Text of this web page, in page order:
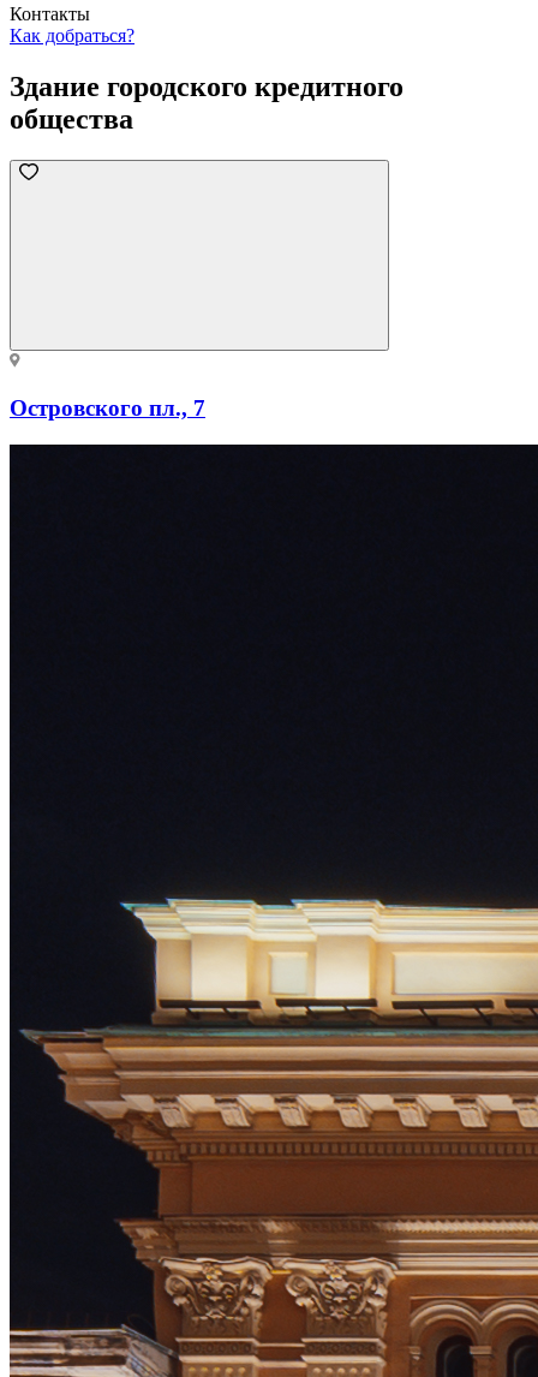
Контакты
Как добраться?
Здание городского кредитного
общества
Островского пл., 7